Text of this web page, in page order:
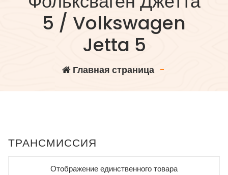
5 / Volkswagen
Jetta 5
Главная страница-
ТРАНСМИССИЯ
Отображение единственного товара